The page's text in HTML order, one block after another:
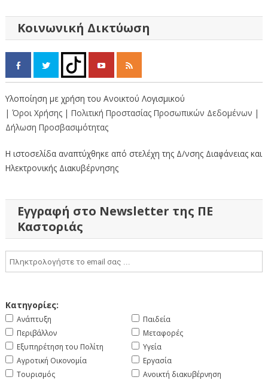
Κοινωνική Δικτύωση
Υλοποίηση με χρήση του Ανοικτού Λογισμικού
| Όροι Χρήσης | Πολιτική Προστασίας Προσωπικών Δεδομένων |
Δήλωση Προσβασιμότητας
Η ιστοσελίδα αναπτύχθηκε από στελέχη της Δ/νσης Διαφάνειας και
Ηλεκτρονικής Διακυβέρνησης
Εγγραφή στο Newsletter της ΠΕ
Καστοριάς
Κατηγορίες:
Ανάπτυξη
Περιβάλλον
Εξυπηρέτηση του Πολίτη
Αγροτική Οικονομία
Τουρισμός
Παιδεία
Μεταφορές
Υγεία
Εργασία
Ανοικτή διακυβέρνηση